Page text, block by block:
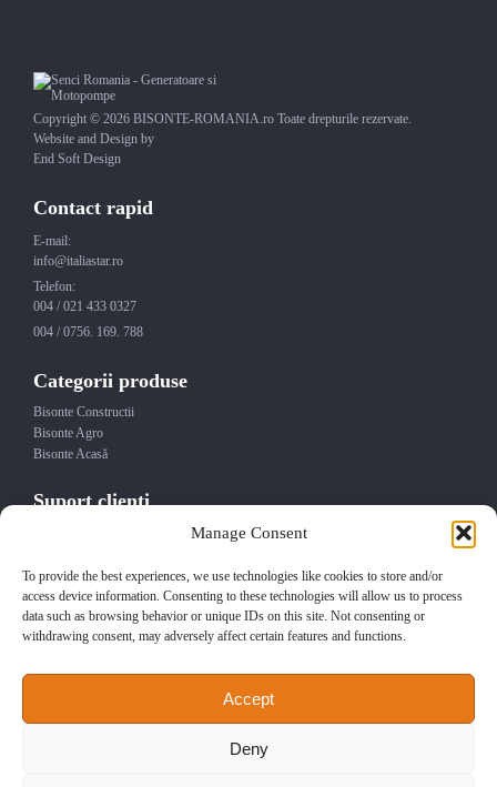
Manage Consent
To provide the best experiences, we use technologies like cookies to store and/or
access device information. Consenting to these technologies will allow us to process
data such as browsing behavior or unique IDs on this site. Not consenting or
withdrawing consent, may adversely affect certain features and functions.
Accept
Deny
Copyright © 2026 BISONTE-ROMANIA.ro Toate drepturile rezervate.
Website and Design by
End Soft Design
Contact rapid
E-mail:
info@italiastar.ro
Telefon:
004 / 021 433 0327
004 / 0756. 169. 788
Categorii produse
Bisonte Constructii
Bisonte Agro
Bisonte Acasă
Suport clienti
Termeni si conditii
Garantia produselor
Politica de confidentialitate
Politica de returnare